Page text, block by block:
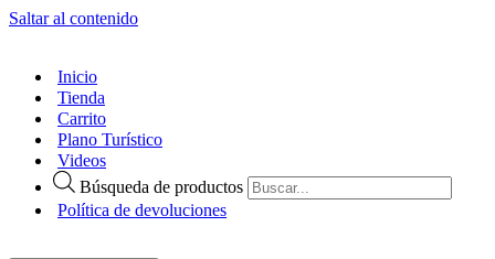
Saltar al contenido
Inicio
Tienda
Carrito
Plano Turístico
Videos
Búsqueda de productos
Política de devoluciones